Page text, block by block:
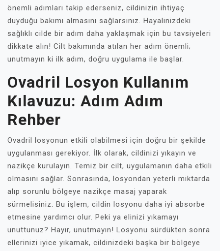
önemli adımları takip ederseniz, cildinizin ihtiyaç
duyduğu bakımı almasını sağlarsınız. Hayalinizdeki
sağlıklı cilde bir adım daha yaklaşmak için bu tavsiyeleri
dikkate alın! Cilt bakımında atılan her adım önemli;
unutmayın ki ilk adım, doğru uygulama ile başlar.
Ovadril Losyon Kullanım
Kılavuzu: Adım Adım
Rehber
Ovadril losyonun etkili olabilmesi için doğru bir şekilde
uygulanması gerekiyor. İlk olarak, cildinizi yıkayın ve
nazikçe kurulayın. Temiz bir cilt, uygulamanın daha etkili
olmasını sağlar. Sonrasında, losyondan yeterli miktarda
alıp sorunlu bölgeye nazikçe masaj yaparak
sürmelisiniz. Bu işlem, cildin losyonu daha iyi absorbe
etmesine yardımcı olur. Peki ya elinizi yıkamayı
unuttunuz? Hayır, unutmayın! Losyonu sürdükten sonra
ellerinizi iyice yıkamak, cildinizdeki başka bir bölgeye